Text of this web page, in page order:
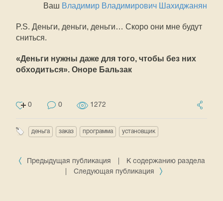
Ваш Владимир Владимирович Шахиджанян
P.S. Деньги, деньги, деньги… Скоро они мне будут
сниться.
«Деньги нужны даже для того, чтобы без них
обходиться». Оноре Бальзак
0 0 1272
деньга заказ программа установщик
Предыдущая публикация
К содержанию раздела
Следующая публикация